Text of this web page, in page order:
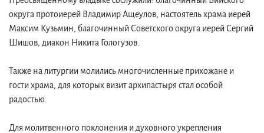
округа протоиерей Владимир Ащеулов, настоятель храма иерей
Максим Кузьмин, благочинный Советского округа иерей Сергий
Шишов, диакон Никита Гологузов.
Также на литургии молились многочисленные прихожане и
гости храма, для которых визит архипастыря стал особой
радостью.
Для молитвенного поклонения и духовного укрепления